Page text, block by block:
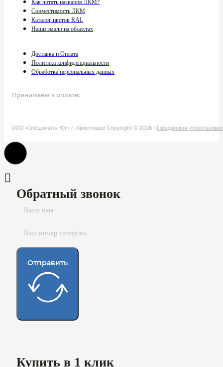
Как читать названия ЛКМ?
Совместимость ЛКМ
Каталог цветов RAL
Наши эмали на объектах
Доставка и Оплата
Политика конфиденциальности
Обработка персональных данных
Принимаем к оплате:
ООО «Спецэмаль-Юг» г. Краснодар Copyright © 2026 г.Продолжая
Обратный звонок
Отправить
Купить в 1 клик